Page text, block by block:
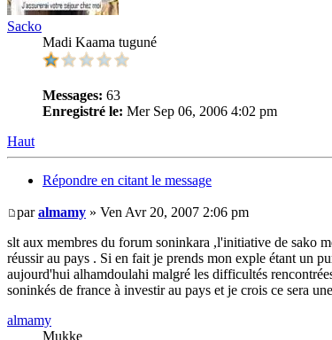
Sacko
Madi Kaama tuguné
Messages: 63
Enregistré le: Mer Sep 06, 2006 4:02 pm
Haut
Répondre en citant le message
paralmamy » Ven Avr 20, 2007 2:06 pm
slt aux membres du forum soninkara ,l'initiative de sako
réussir au pays . Si en fait je prends mon exple étant un
aujourd'hui alhamdoulahi malgré les difficultés
soninkés de france à investir au pays et je crois ce sera
almamy
Mukke